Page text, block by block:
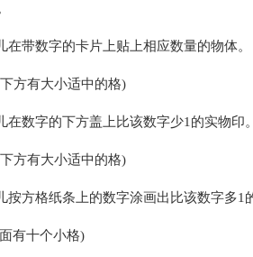
在带数字的卡片上贴上相应数量的物体。
方有大小适中的格)
在数字的下方盖上比该数字少1的实物印。
方有大小适中的格)
按方格纸条上的数字涂画出比该数字多1
有十个小格)